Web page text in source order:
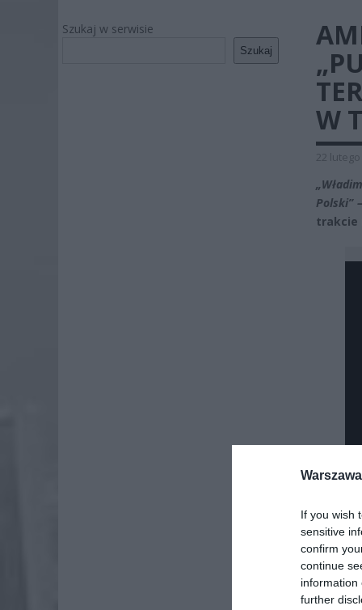
If you wish
sensitive
confirm
continue
information
further
Szukaj w serwisie
Szukaj
W
22
Polski” –
trakcie